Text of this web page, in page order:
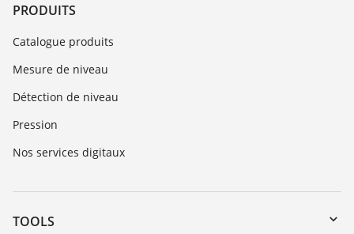
PRODUITS
Catalogue produits
Mesure de niveau
Détection de niveau
Pression
Nos services digitaux
TOOLS